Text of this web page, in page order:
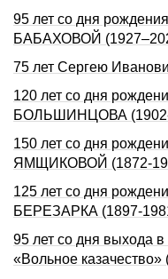
95 лет со дня
БАБАХОВОЙ
75 лет Сергею
120 лет со дня
БОЛЬШИНЦОВА
150 лет со дня
ЯМЩИКОВОЙ (1872-
125 лет со дня
БЕРЕЗАРКА (1897-
95 лет со дня выхода
«Вольное казачество»